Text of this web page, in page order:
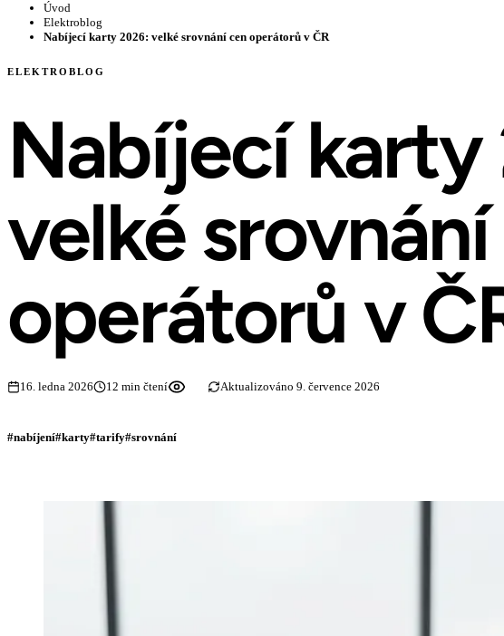
Úvod
Elektroblog
Nabíjecí karty 2026: velké srovnání cen operátorů v ČR
ELEKTROBLOG
Nabíjecí karty
velké
operátorů v
16. ledna 2026 12 min čtení Aktualizováno 9. července 2026
#nabíjení#karty#tarify#srovnání